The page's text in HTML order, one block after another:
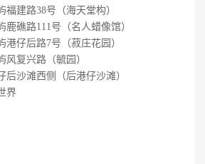
福建路38号（海天堂构）
鹿礁路111号（名人蜡像馆）
港仔后路7号（菽庄花园）
风复兴路（毓园）
后沙滩西侧（后港仔沙滩）
界